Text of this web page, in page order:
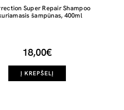
Super Repair Shampoo
šampūnas, 400ml
18,00€
Į KREPŠELĮ